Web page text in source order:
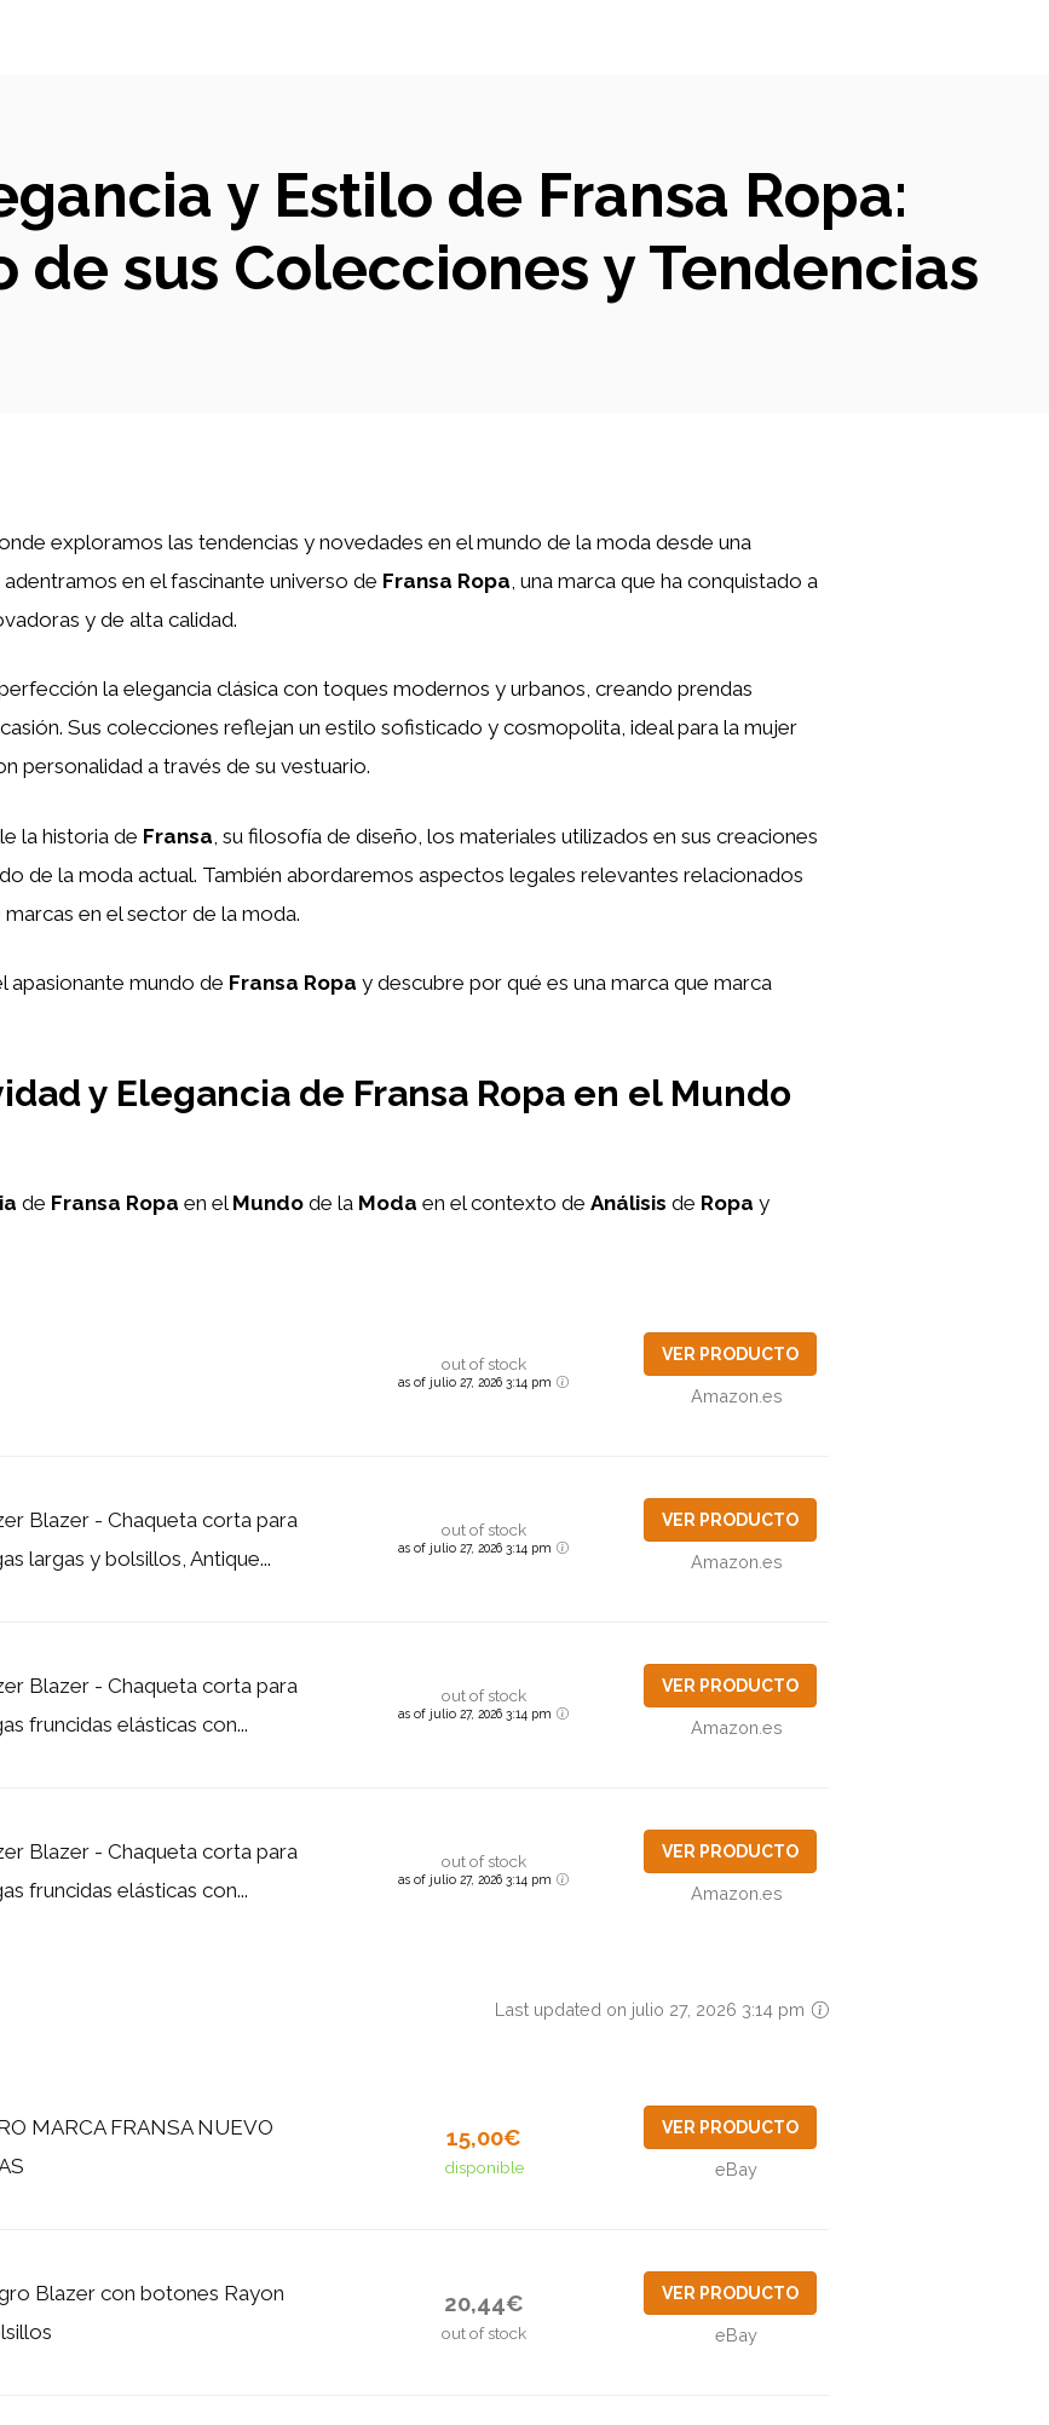
y Estilo de Fransa Ropa:
sus Colecciones y Tendencias
exploramos las tendencias y novedades en el mundo de la moda desde una
en el fascinante universo de Fransa Ropa , una marca que ha conquistado a
y de alta calidad.
la elegancia clásica con toques modernos y urbanos, creando prendas
Sus colecciones reflejan un estilo sofisticado y cosmopolita, ideal para la mujer
personalidad a través de su vestuario.
la historia de Fransa , su filosofía de diseño, los materiales utilizados en sus creaciones
de la moda actual. También abordaremos aspectos legales relevantes relacionados
en el sector de la moda.
apasionante mundo de Fransa Ropa y descubre por qué es una marca que marca
y Elegancia de Fransa Ropa en el Mundo
de Fransa Ropa en el Mundo de la Moda en el contexto de Análisis de Ropa y
out of stock
as of julio 27, 2026 3:14 pm
VER PRODUCTO
Amazon.es
Blazer - Chaqueta corta para
largas y bolsillos, Antique...
out of stock
as of julio 27, 2026 3:14 pm
VER PRODUCTO
Amazon.es
Blazer - Chaqueta corta para
fruncidas elásticas con...
out of stock
as of julio 27, 2026 3:14 pm
VER PRODUCTO
Amazon.es
Blazer - Chaqueta corta para
fruncidas elásticas con...
out of stock
as of julio 27, 2026 3:14 pm
VER PRODUCTO
Amazon.es
Last updated on julio 27, 2026 3:14 pm
MARCA FRANSA NUEVO
15,00€
disponible
VER PRODUCTO
eBay
Blazer con botones Rayon
20,44€
out of stock
VER PRODUCTO
eBay